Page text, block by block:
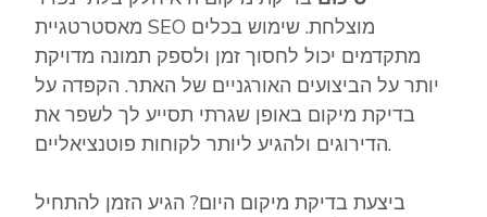
מאסטרטגיית SEO מוצלחת. שימוש בכלים
מתקדמים יכול לחסוך זמן ולספק תמונה מדויקת
יותר על הביצועים האורגניים של האתר. הקפדה על
בדיקת מיקום באופן שגרתי תסייע לך לשפר את
הדירוגים ולהגיע ליותר לקוחות פוטנציאליים.
ביצעת בדיקת מיקום היום? הגיע הזמן להתחיל